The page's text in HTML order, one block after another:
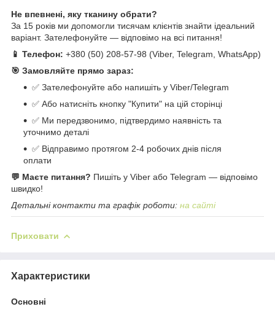
Не впевнені, яку тканину обрати?
За 15 років ми допомогли тисячам клієнтів знайти ідеальний
варіант. Зателефонуйте — відповімо на всі питання!
📱 Телефон: +380 (50) 208-57-98 (Viber, Telegram, WhatsApp)
🎯 Замовляйте прямо зараз:
✅ Зателефонуйте або напишіть у Viber/Telegram
✅ Або натисніть кнопку "Купити" на цій сторінці
✅ Ми передзвонимо, підтвердимо наявність та
уточнимо деталі
✅ Відправимо протягом 2-4 робочих днів після
оплати
💬 Маєте питання? Пишіть у Viber або Telegram — відповімо
швидко!
Детальні контакти та графік роботи: на сайті
Приховати
Характеристики
Основні